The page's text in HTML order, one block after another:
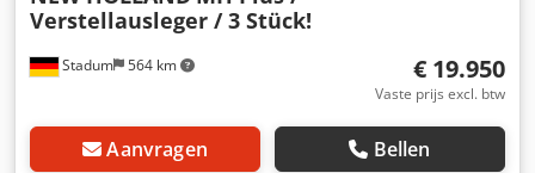
Stadum 564 km
Verstellausleger / 3 Stück!
€ 19.950
Vaste prijs excl. btw
Aanvragen Bellen